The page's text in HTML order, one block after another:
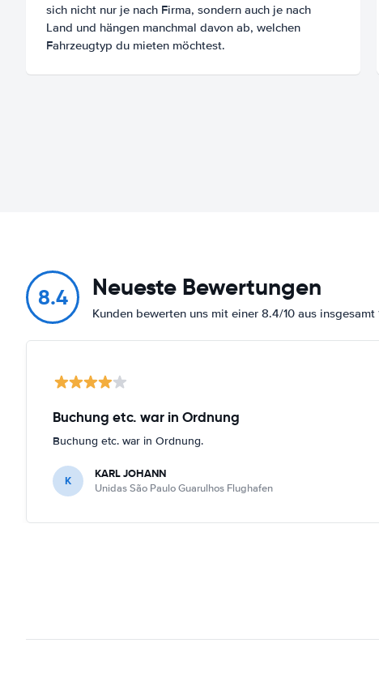
sich nicht nur je nach Firma, sondern auch je nach
Land und hängen manchmal davon ab, welchen
Fahrzeugtyp du mieten möchtest.
8.4 Neueste Bewertungen
Kunden bewerten uns mit einer 8.4/10 aus insgesamt
Buchung etc. war in Ordnung
Buchung etc. war in Ordnung.
K KARL JOHANN
Unidas São Paulo Guarulhos Flughafen